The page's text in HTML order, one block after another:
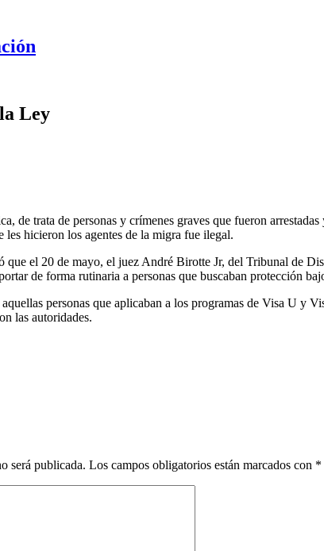
Ley
de trata de personas y crímenes graves que fueron
hicieron los agentes de la migra fue ilegal.
el 20 de mayo, el juez André Birotte Jr, del Tribunal de
de forma rutinaria a personas que buscaban protección
personas que aplicaban a los programas de Visa U y
las autoridades.
será publicada. Los campos obligatorios están marcados con *